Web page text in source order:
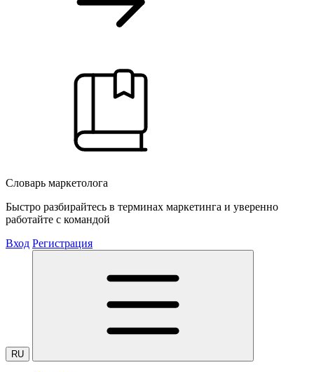
Словарь маркетолога
Быстро разбирайтесь в терминах маркетинга и уверенно
работайте с командой
Вход Регистрация
RU